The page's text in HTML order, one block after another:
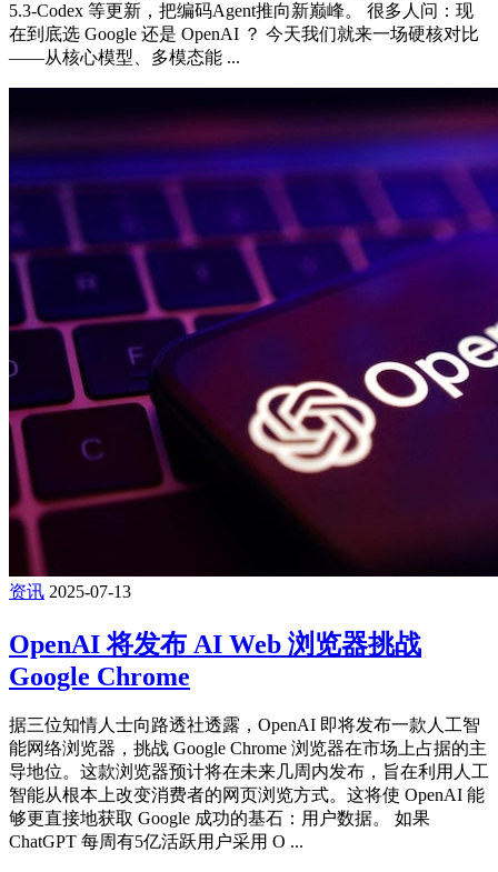
5.3-Codex 等更新，把编码Agent推向新巅峰。 很多人问：现
在到底选 Google 还是 OpenAI ？ 今天我们就来一场硬核对比
——从核心模型、多模态能 ...
资讯 2025-07-13
OpenAI 将发布 AI Web 浏览器挑战
Google Chrome
据三位知情人士向路透社透露，OpenAI 即将发布一款人工智
能网络浏览器，挑战 Google Chrome 浏览器在市场上占据的主
导地位。这款浏览器预计将在未来几周内发布，旨在利用人工
智能从根本上改变消费者的网页浏览方式。这将使 OpenAI 能
够更直接地获取 Google 成功的基石：用户数据。 如果
ChatGPT 每周有5亿活跃用户采用 O ...